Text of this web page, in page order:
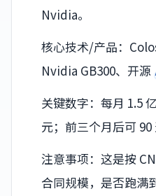
Nvidia。
核心技术/产品：
Nvidia GB300、开源
关键数字：每月 1.5
元；前三个月后可 90
注意事项：这是按
合同规模，是否跑满